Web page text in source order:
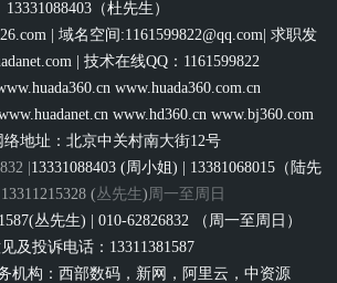
13331088403（杜先生）
| 域名空间:1161599822@qq.com| 求职发
| 技术在线QQ：1161599822
www.huada360.com.cn
www.hd360.cn www.bj360.com
络地址：北京中关村南大街12号
|13331088403 (周小姐) | 13381068015（陆先
13311215328 (丛先生) 周一至周日
丛先生) | 010-62826832 （周一至周日）
及投诉电话：13311381587
机构：西部数码，新网，阿里云，中资源